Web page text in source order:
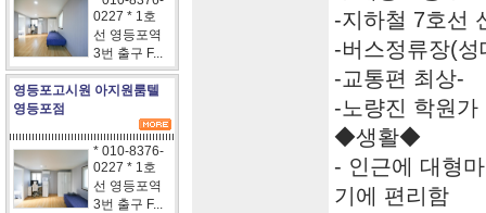
0227 * 1호
선 영등포역
3번 출구 F...
영등포고시원 아지원룸텔
영등포점
* 010-8376-
0227 * 1호
선 영등포역
3번 출구 F...
-지하철 7호선
-버스정류장(
-교통편 최상-
-노량진 학원
◆생활◆
- 인근에 대형
기에 편리함